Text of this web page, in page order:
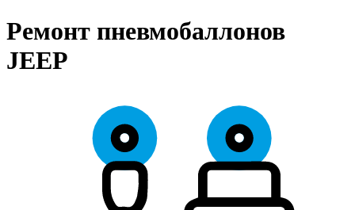
Ремонт пневмобаллонов
JEEP